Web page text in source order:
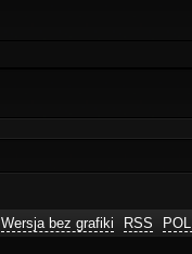
Wersja bez grafiki RSS